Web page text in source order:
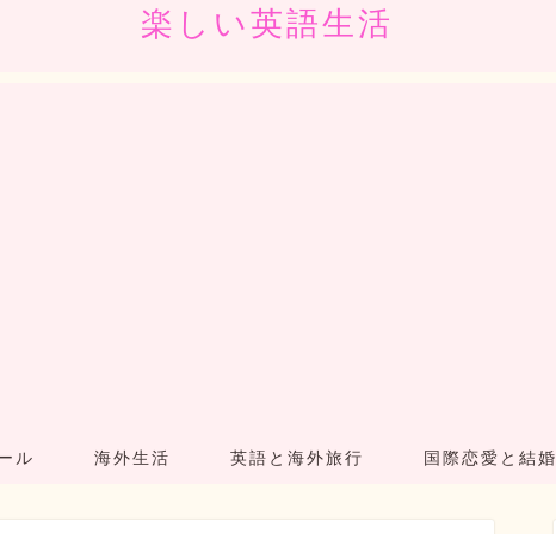
楽しい英語生活
ル 海外生活 英語と海外旅行 国際恋愛と結婚